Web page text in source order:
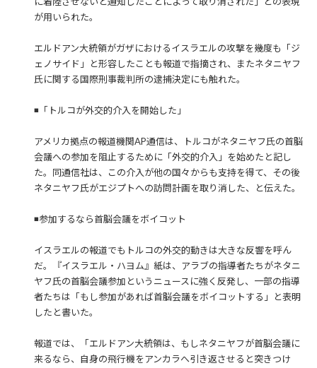
が用いられた。
エルドアン大統領がガザにおけるイスラエルの攻撃を幾度も「ジ
ェノサイド」と形容したことも報道で指摘され、またネタニヤフ
氏に関する国際刑事裁判所の逮捕決定にも触れた。
◾️「トルコが外交的介入を開始した」
アメリカ拠点の報道機関AP通信は、トルコがネタニヤフ氏の首脳
会議への参加を阻止するために「外交的介入」を始めたと記し
た。同通信社は、この介入が他の国々からも支持を得て、その後
ネタニヤフ氏がエジプトへの訪問計画を取り消した、と伝えた。
◾️参加するなら首脳会議をボイコット
イスラエルの報道でもトルコの外交的動きは大きな反響を呼ん
だ。『イスラエル・ハヨム』紙は、アラブの指導者たちがネタニ
ヤフ氏の首脳会議参加というニュースに強く反発し、一部の指導
者たちは「もし参加があれば首脳会議をボイコットする」と表明
したと書いた。
報道では、「エルドアン大統領は、もしネタニヤフが首脳会議に
来るなら、自身の飛行機をアンカラへ引き返させると突きつけ